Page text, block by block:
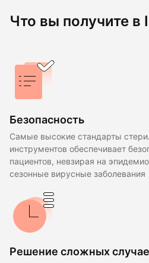
Что вы получите в
Безопасность
Самые высокие стандарты
инструментов обеспечивает
пациентов, невзирая на
сезонные вирусные заболевания
Решение сложных